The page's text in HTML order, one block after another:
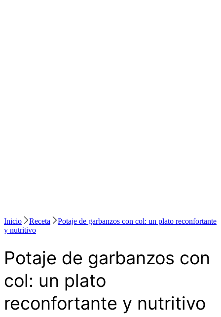
Inicio Receta
Potaje de garbanzos con col: un plato reconfortante
y nutritivo
Potaje de garbanzos con
col: un plato
reconfortante y nutritivo